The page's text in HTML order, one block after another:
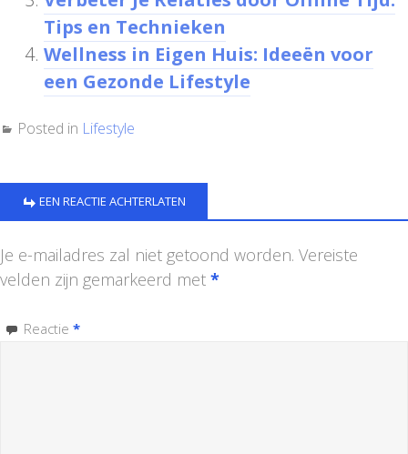
Tips en Technieken
Wellness in Eigen Huis: Ideeën voor
een Gezonde Lifestyle
Posted in Lifestyle
EEN REACTIE ACHTERLATEN
Je e-mailadres zal niet getoond worden. Vereiste
velden zijn gemarkeerd met *
Reactie *